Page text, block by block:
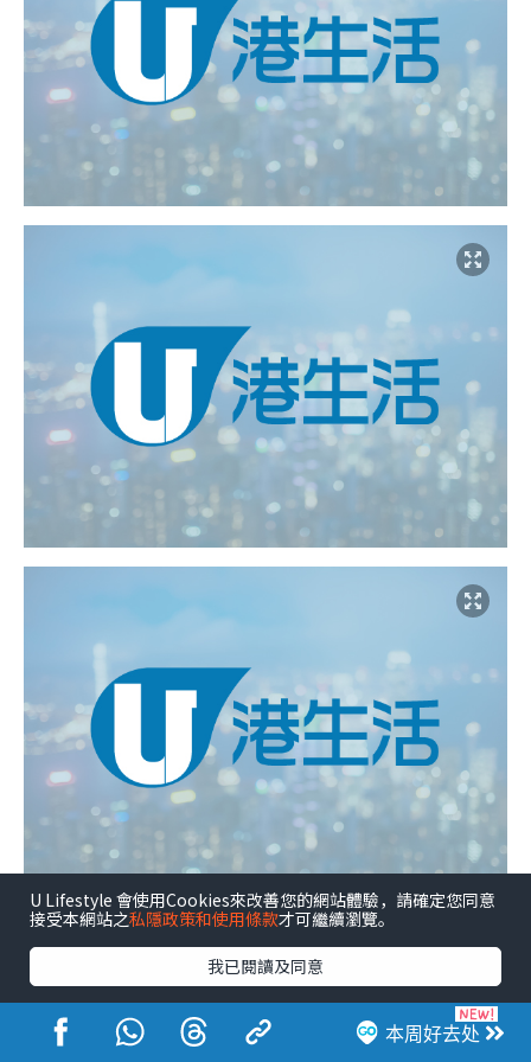
本周好去处
U Lifestyle 會使用Cookies來改善您的網站體驗，請確定您同意
接受本網站之私隱政策和使用條款才可繼續瀏覽。
我已閱讀及同意